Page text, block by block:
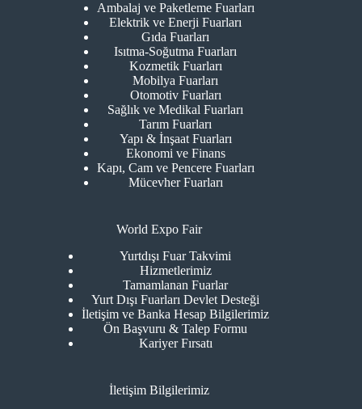
Ambalaj ve Paketleme Fuarları
Elektrik ve Enerji Fuarları
Gıda Fuarları
Isıtma-Soğutma Fuarları
Kozmetik Fuarları
Mobilya Fuarları
Otomotiv Fuarları
Sağlık ve Medikal Fuarları
Tarım Fuarları
Yapı & İnşaat Fuarları
Ekonomi ve Finans
Kapı, Cam ve Pencere Fuarları
Mücevher Fuarları
World Expo Fair
Yurtdışı Fuar Takvimi
Hizmetlerimiz
Tamamlanan Fuarlar
Yurt Dışı Fuarları Devlet Desteği
İletişim ve Banka Hesap Bilgilerimiz
Ön Başvuru & Talep Formu
Kariyer Fırsatı
İletişim Bilgilerimiz